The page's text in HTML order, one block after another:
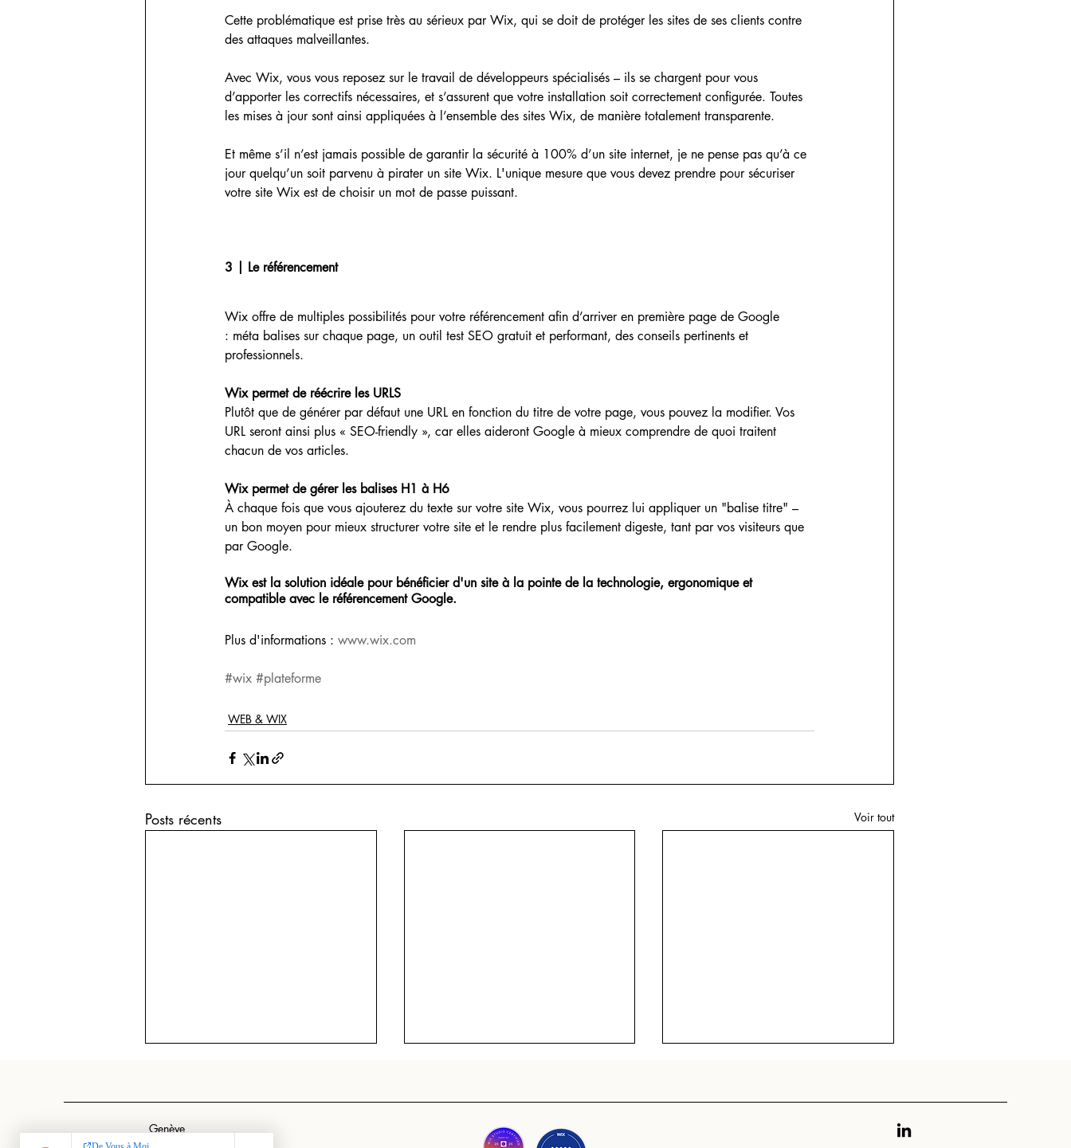
Cette problématique est prise très au sérieux par Wix, qui se doit de protéger les sites de ses clients contre
des attaques malveillantes.
Avec Wix, vous vous reposez sur le travail de développeurs spécialisés – ils se chargent pour vous
d’apporter les correctifs nécessaires, et s’assurent que votre installation soit correctement configurée. Toutes
les mises à jour sont ainsi appliquées à l’ensemble des sites Wix, de manière totalement transparente.
Et même s’il n’est jamais possible de garantir la sécurité à 100% d’un site internet, je ne pense pas qu’à ce
jour quelqu’un soit parvenu à pirater un site Wix.​ L'unique mesure que vous devez prendre pour sécuriser
votre site Wix est de choisir un mot de passe puissant.
3 | Le référencement
Wix offre de multiples possibilités pour votre référencement afin d’arriver en première page de Google
: méta balises sur chaque page, un outil test SEO gratuit et performant, des conseils pertinents et
professionnels.​
Wix permet de réécrire les URLS
Plutôt que de générer par défaut une URL en fonction du titre de votre page, vous pouvez la modifier. Vos
URL seront ainsi plus « SEO-friendly », car elles aideront Google à mieux comprendre de quoi traitent
chacun de vos articles.
Wix permet de gérer les balises H1 à H6​
À chaque fois que vous ajouterez du texte sur votre site Wix, vous pourrez lui appliquer un "balise titre" –
un bon moyen pour mieux structurer votre site et le rendre plus facilement digeste, tant par vos visiteurs que
par Google.​
Wix est la solution idéale pour bénéficier d'un site à la pointe de la technologie, ergonomique et
compatible avec le référencement Google.
Plus d'informations : www.wix.com
#wix #plateforme
WEB & WIX
Posts récents Voir tout
Genève